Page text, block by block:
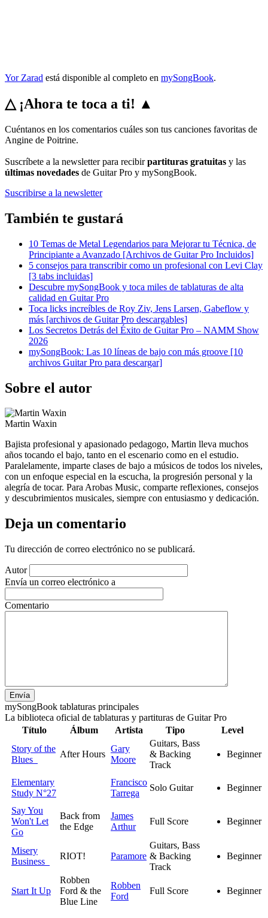
Yor Zarad está disponible al completo en mySongBook.
△ ¡Ahora te toca a ti! ▲
Cuéntanos en los comentarios cuáles son tus canciones favoritas de
Angine de Poitrine.
Suscríbete a la newsletter para recibirpartituras gratuitas y las
últimas novedades de Guitar Pro y mySongBook.
Suscribirse a la newsletter
También te gustará
10 Temas de Metal Legendarios para Mejorar tu Técnica, de
Principiante a Avanzado [Archivos de Guitar Pro Incluidos]
5 consejos para transcribir como un profesional con Levi Clay
[3 tabs incluidas]
Descubre mySongBook y toca miles de tablaturas de alta
calidad en Guitar Pro
Toca licks increíbles de Roy Ziv, Jens Larsen, Gabeflow y
más [archivos de Guitar Pro descargables]
Los Secretos Detrás del Éxito de Guitar Pro – NAMM Show
2026
mySongBook: Las 10 líneas de bajo con más groove [10
archivos Guitar Pro para descargar]
Sobre el autor
Martin Waxin
Bajista profesional y apasionado pedagogo, Martin lleva muchos
años tocando el bajo, tanto en el escenario como en el estudio.
Paralelamente, imparte clases de bajo a músicos de todos los niveles,
con un enfoque especial en la escucha, la progresión personal y la
alegría de tocar. Para Arobas Music, comparte reflexiones, consejos
y descubrimientos musicales, siempre con entusiasmo y dedicación.
Deja un comentario
Tu dirección de correo electrónico no se publicará.
Autor
Envía un correo electrónico a
Comentario
Envía
mySongBook tablaturas principales
La biblioteca oficial de tablaturas y partituras de Guitar Pro
Título
Álbum Artista Tipo
Level
Story of the
Blues
After Hours
Gary
Moore
Guitars, Bass
& Backing
Track
Beginner
Elementary
Study N°27
Francisco
Tarrega
Solo Guitar Beginner
Say You
Won't Let
Go
Back from
the Edge
James
Arthur
Full Score Beginner
Misery
Business
RIOT! Paramore
Guitars, Bass
& Backing
Track
Beginner
Start It Up
Robben
Ford & the
Blue Line
Robben
Ford
Full Score Beginner